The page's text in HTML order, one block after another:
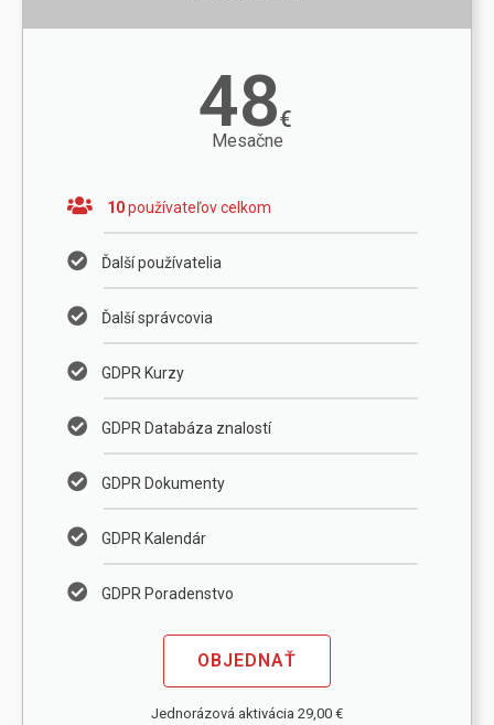
48€
Mesačne
10používateľov celkom
Ďalší používatelia
Ďalší správcovia
GDPR Kurzy
GDPR Databáza znalostí
GDPR Dokumenty
GDPR Kalendár
GDPR Poradenstvo
OBJEDNAŤ
Jednorázová aktivácia 29,00 €